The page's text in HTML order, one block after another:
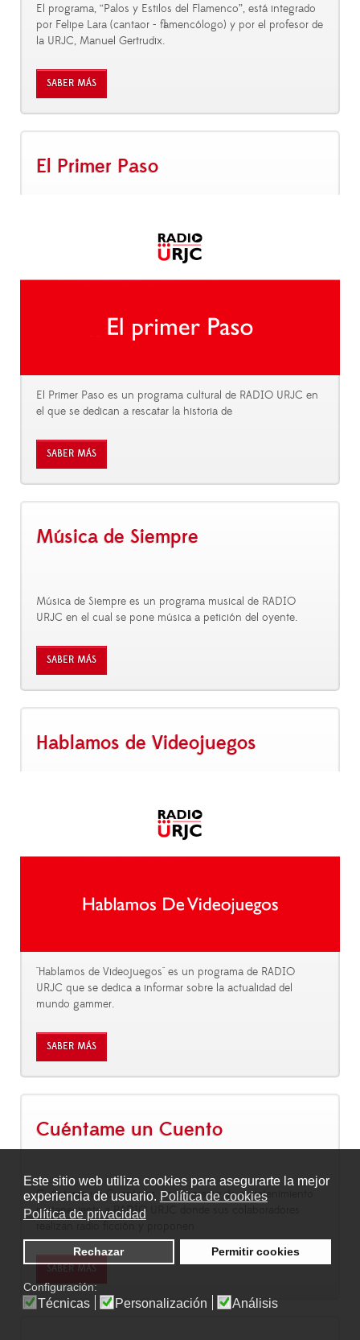
Este sitio web utiliza cookies para asegurarte la mejor
experiencia de usuario. Política de cookies
Política de privacidad
Rechazar Permitir cookies
Configuración:
Técnicas Personalización Análisis
El programa, “Palos y Estilos del Flamenco”, está integrado
por Felipe Lara (cantaor - flamencólogo) y por el profesor de
la URJC, Manuel Gertrudix.
SABER MÁS
El Primer Paso
El Primer Paso es un programa cultural de RADIO URJC en
el que se dedican a rescatar la historia de
SABER MÁS
Música de Siempre
Música de Siempre es un programa musical de RADIO
URJC en el cual se pone música a petición del oyente.
SABER MÁS
Hablamos de Videojuegos
"Hablamos de Videojuegos" es un programa de RADIO
URJC que se dedica a informar sobre la actualidad del
mundo gammer.
SABER MÁS
Cuéntame un Cuento
Cuéntame un Cuento es un programa de entretenimiento
perteneciente a RADIO URJC donde sus colaboradores
SABER MÁS